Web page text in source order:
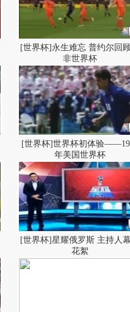
[世界杯]永生难忘 普约尔回
非世界杯
[世界杯]世界杯初体验
年美国世界杯
[世界杯]星耀俄罗斯 主持人
花絮